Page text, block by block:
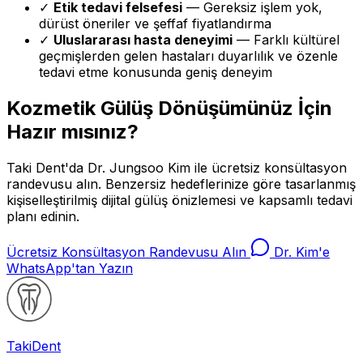
✓ Etik tedavi felsefesi — Gereksiz işlem yok,
dürüst öneriler ve şeffaf fiyatlandırma
✓ Uluslararası hasta deneyimi — Farklı kültürel
geçmişlerden gelen hastaları duyarlılık ve özenle
tedavi etme konusunda geniş deneyim
Kozmetik Gülüş Dönüşümünüz İçin
Hazır mısınız?
Taki Dent'da Dr. Jungsoo Kim ile ücretsiz konsültasyon
randevusu alın. Benzersiz hedeflerinize göre tasarlanmış
kişiselleştirilmiş dijital gülüş önizlemesi ve kapsamlı tedavi
planı edinin.
Ücretsiz Konsültasyon Randevusu Alın
Dr. Kim'e
WhatsApp'tan Yazın
TakiDent